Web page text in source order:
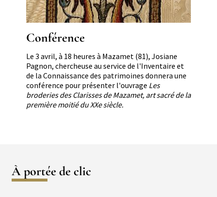
Conférence
Résumé
Le 3 avril, à 18 heures à Mazamet (81), Josiane
Pagnon, chercheuse au service de l'Inventaire et
de la Connaissance des patrimoines donnera une
conférence pour présenter l'ouvrage Les
broderies des Clarisses de Mazamet, art sacré de la
première moitié du XXe siècle.
À portée de clic